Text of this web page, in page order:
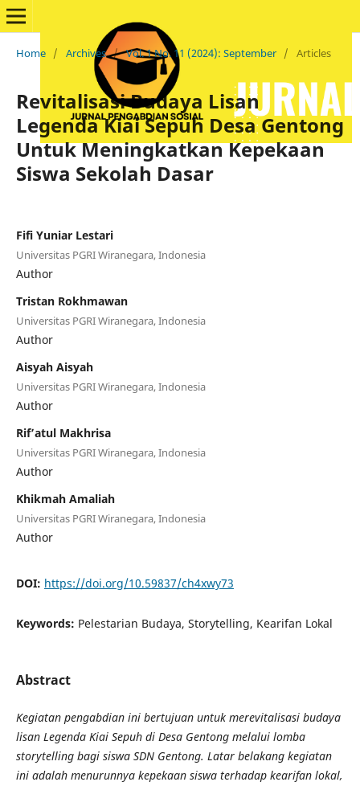
Home / Archives / Vol. 1 No. 11 (2024): September / Articles
Revitalisasi Budaya Lisan
Legenda Kiai Sepuh Desa Gentong
Untuk Meningkatkan Kepekaan
Siswa Sekolah Dasar
Fifi Yuniar Lestari
Universitas PGRI Wiranegara, Indonesia
Author
Tristan Rokhmawan
Universitas PGRI Wiranegara, Indonesia
Author
Aisyah Aisyah
Universitas PGRI Wiranegara, Indonesia
Author
Rif’atul Makhrisa
Universitas PGRI Wiranegara, Indonesia
Author
Khikmah Amaliah
Universitas PGRI Wiranegara, Indonesia
Author
DOI: https://doi.org/10.59837/ch4xwy73
Keywords: Pelestarian Budaya, Storytelling, Kearifan Lokal
Abstract
Kegiatan pengabdian ini bertujuan untuk merevitalisasi budaya
lisan Legenda Kiai Sepuh di Desa Gentong melalui lomba
storytelling bagi siswa SDN Gentong. Latar belakang kegiatan
ini adalah menurunnya kepekaan siswa terhadap kearifan lokal,